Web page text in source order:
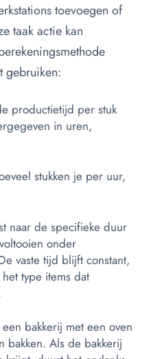
toevoegen of
taak actie kan
gebruiken:
productietijd per stuk
in uren,
stukken je per uur,
naar de specifieke duur
onder
vaste tijd blijft constant,
type items dat
bakkerij met een oven
bakken. Als de bakkerij